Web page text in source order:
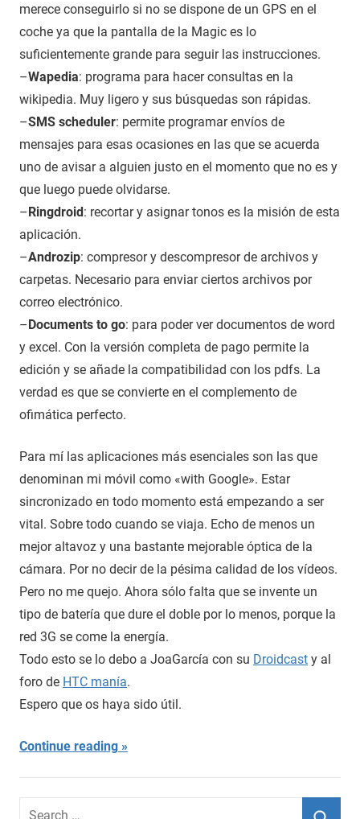
merece conseguirlo si no se dispone de un GPS en el
coche ya que la pantalla de la Magic es lo
suficientemente grande para seguir las instrucciones.
–Wapedia: programa para hacer consultas en la
wikipedia. Muy ligero y sus búsquedas son rápidas.
–SMS scheduler: permite programar envíos de
mensajes para esas ocasiones en las que se acuerda
uno de avisar a alguien justo en el momento que no es y
que luego puede olvidarse.
–Ringdroid: recortar y asignar tonos es la misión de esta
aplicación.
–Androzip: compresor y descompresor de archivos y
carpetas. Necesario para enviar ciertos archivos por
correo electrónico.
–Documents to go: para poder ver documentos de word
y excel. Con la versión completa de pago permite la
edición y se añade la compatibilidad con los pdfs. La
verdad es que se convierte en el complemento de
ofimática perfecto.
Para mí las aplicaciones más esenciales son las que
denominan mi móvil como «with Google». Estar
sincronizado en todo momento está empezando a ser
vital. Sobre todo cuando se viaja. Echo de menos un
mejor altavoz y una bastante mejorable óptica de la
cámara. Por no decir de la pésima calidad de los vídeos.
Pero no me quejo. Ahora sólo falta que se invente un
tipo de batería que dure el doble por lo menos, porque la
red 3G se come la energía.
Todo esto se lo debo a JoaGarcía con su Droidcast y al
foro de HTC manía.
Espero que os haya sido útil.
Continue reading
Search